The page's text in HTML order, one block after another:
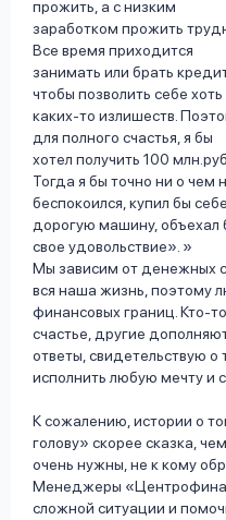
прожить, а с низким
заработком прожить
Все время приходится
занимать или брать
чтобы позволить себе хоть
каких-то излишеств.
для полного счастья, я бы
хотел получить 100
Тогда я бы точно ни о чем
беспокоился, купил бы
дорогую машину, объехал
свое удовольствие».
Мы зависим от денежных
вся наша жизнь, поэтому
финансовых границ. Кто-
счастье, другие
ответы, свидетельствую о
исполнить любую мечту и
К сожалению, истории о
голову» скорее сказка,
очень нужны, не к кому
Менеджеры
сложной ситуации и